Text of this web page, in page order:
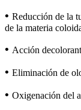
• Reducción de la
de la materia
• Acción
• Eliminación de
• Oxigenación del